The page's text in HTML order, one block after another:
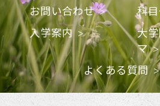
お問い合わせ
科
入学案内
大
マ
よくある質問